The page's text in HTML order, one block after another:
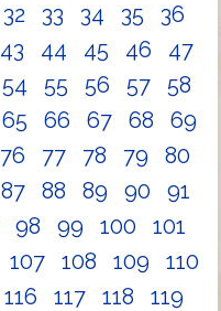
32 33 34 35
36
43 44 45 46
47
54 55 56 57
58
65 66 67 68
69
76 77 78 79
80
87 88 89 90
91
98 99 100
101
107 108 109
110
116 117 118
119